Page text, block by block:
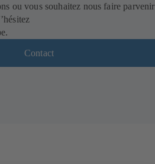
ou vous souhaitez nous faire
Contact